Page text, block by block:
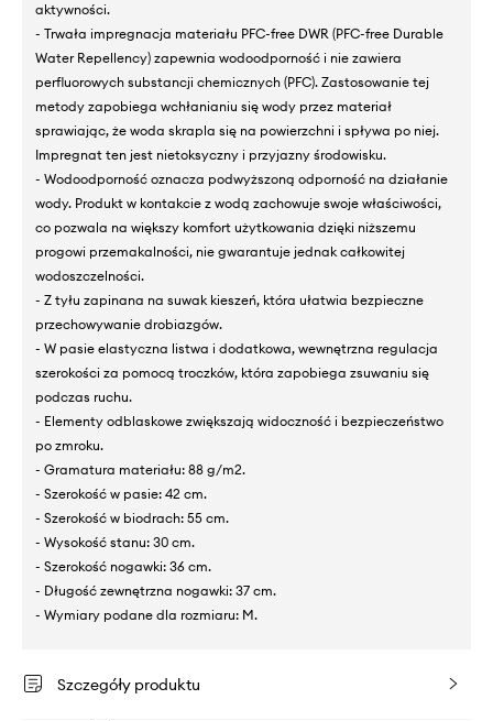
aktywności.
- Trwała impregnacja materiału PFC-free DWR (PFC-free Durable
Water Repellency) zapewnia wodoodporność i nie zawiera
perfluorowych substancji chemicznych (PFC). Zastosowanie tej
metody zapobiega wchłanianiu się wody przez materiał
sprawiając, że woda skrapla się na powierzchni i spływa po niej.
Impregnat ten jest nietoksyczny i przyjazny środowisku.
- Wodoodporność oznacza podwyższoną odporność na działanie
wody. Produkt w kontakcie z wodą zachowuje swoje właściwości,
co pozwala na większy komfort użytkowania dzięki niższemu
progowi przemakalności, nie gwarantuje jednak całkowitej
wodoszczelności.
- Z tyłu zapinana na suwak kieszeń, która ułatwia bezpieczne
przechowywanie drobiazgów.
- W pasie elastyczna listwa i dodatkowa, wewnętrzna regulacja
szerokości za pomocą troczków, która zapobiega zsuwaniu się
podczas ruchu.
- Elementy odblaskowe zwiększają widoczność i bezpieczeństwo
po zmroku.
- Gramatura materiału: 88 g/m2.
- Szerokość w pasie: 42 cm.
- Szerokość w biodrach: 55 cm.
- Wysokość stanu: 30 cm.
- Szerokość nogawki: 36 cm.
- Długość zewnętrzna nogawki: 37 cm.
- Wymiary podane dla rozmiaru: M.
Szczegóły produktu